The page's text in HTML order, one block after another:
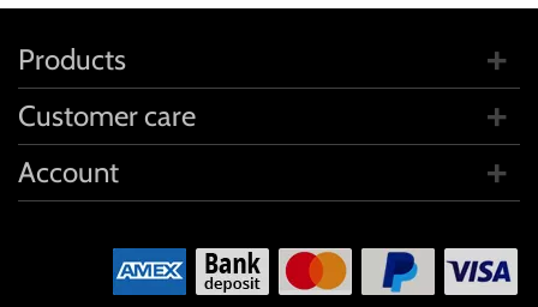
Products
Customer care
Account